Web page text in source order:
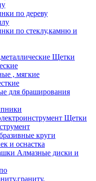
по дереву
по стеклу,камню и
Щетки
, мягкие
для браширования
Щетки
круги
и оснастка
Алмазные диски и